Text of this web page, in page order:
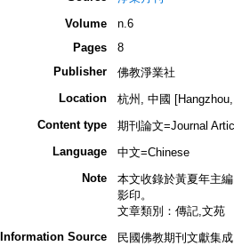
Volume
n.6
Pages
8
Publisher
佛教淨業社
Location
杭州, 中國
Content type
期刊論文=Journal
Language
中文=Chinese
Note
本文收錄於黃夏年主
影印。
文章類別：傳記,文苑
Information Source
民國佛教期刊文獻集